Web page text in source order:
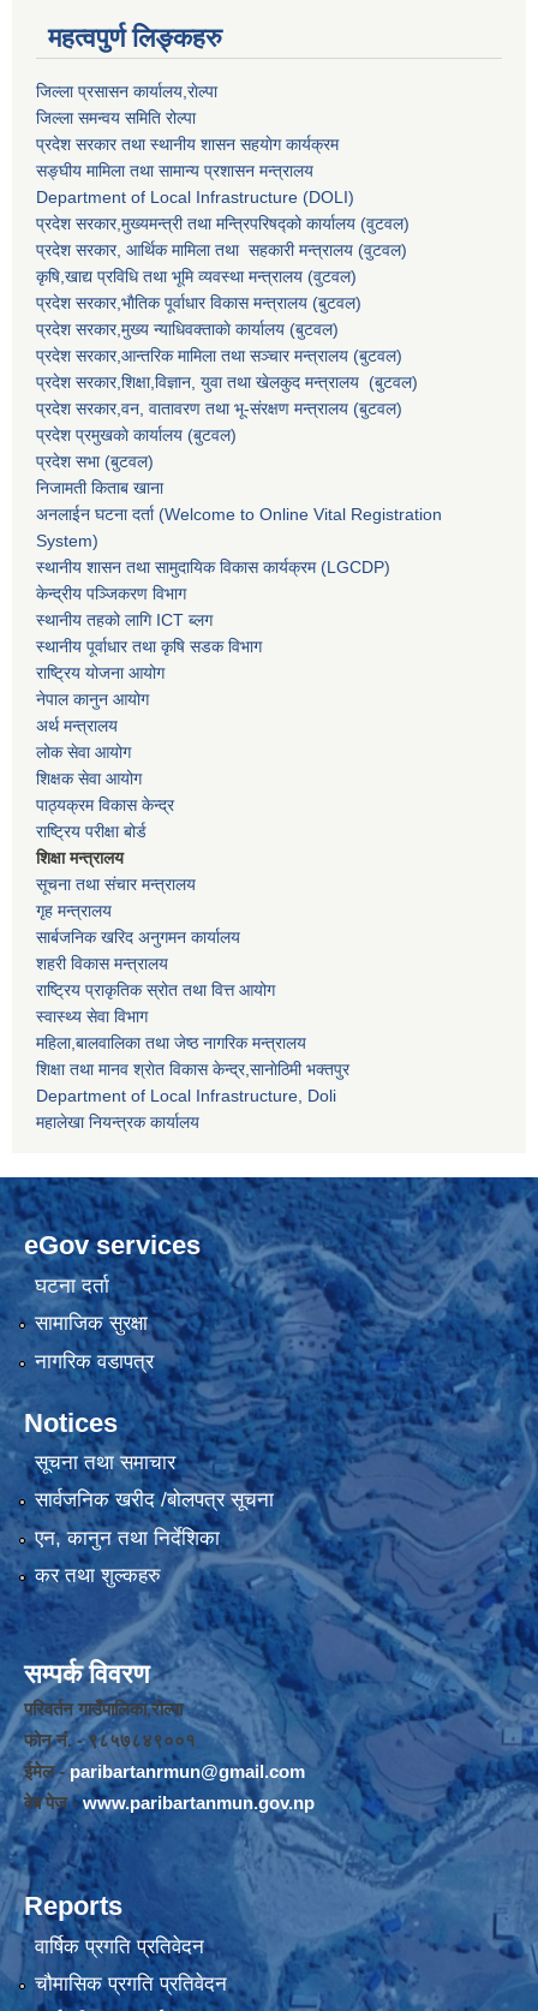
महत्वपुर्ण लिङ्कहरु
जिल्ला प्रसासन कार्यालय,राेल्पा
जिल्ला समन्वय समिति रोल्पा
प्रदेश सरकार तथा स्थानीय शासन सहयाेग कार्यक्रम
सङ्‍घीय मामिला तथा सामान्य प्रशासन मन्त्रालय
Department of Local Infrastructure (DOLI)
प्रदेश सरकार,मुख्यमन्त्री तथा मन्त्रिपरिषद्को कार्यालय (वुटवल)
प्रदेश सरकार, आर्थिक मामिला तथा सहकारी मन्त्रालय (वुटवल)
कृषि,खाद्य प्रविधि तथा भूमि व्यवस्था मन्त्रालय (वुटवल)
प्रदेश सरकार,भाैतिक पूर्वाधार विकास मन्त्रालय (बुटवल)
प्रदेश सरकार,मुख्य न्याधिवक्ताकाे कार्यालय (बुटवल)
प्रदेश सरकार,आन्तरिक मामिला तथा सञ्चार मन्त्रालय (बुटवल)
प्रदेश सरकार,शिक्षा,विज्ञान, युवा तथा खेलकुद मन्त्रालय (बुटवल)
प्रदेश सरकार,वन, वातावरण तथा भू-संरक्षण मन्त्रालय (बुटवल)
प्रदेश प्रमुखकाे कार्यालय (बुटवल)
प्रदेश सभा (बुटवल)
निजामती किताब खाना
अनलाईन घटना दर्ता (Welcome to Online Vital Registration
System)
स्थानीय शासन तथा सामुदायिक विकास कार्यक्रम (LGCDP)
केन्द्रीय पञ्जिकरण विभाग
स्थानीय तहको लागि ICT ब्लग
स्थानीय पूर्वाधार तथा कृषि सडक विभाग
राष्ट्रिय योजना आयोग
नेपाल कानुन आयोग
अर्थ मन्त्रालय
लोक सेवा आयोग
शिक्षक सेवा आयोग
पाठ्यक्रम विकास केन्द्र
राष्ट्रिय परीक्षा बोर्ड
शिक्षा मन्त्रालय
सूचना तथा संचार मन्त्रालय
गृह मन्त्रालय
सार्बजनिक खरिद अनुगमन कार्यालय
शहरी विकास मन्त्रालय
राष्ट्रिय प्राकृतिक स्रोत तथा वित्त आयोग
स्वास्थ्य सेवा विभाग
महिला,बालवालिका तथा जेष्ठ नागरिक मन्त्रालय
शिक्षा तथा मानव श्राेत विकास केन्द्र,सानाेठिमी भक्तपुर
Department of Local Infrastructure, Doli
महालेखा नियन्त्रक कार्यालय
eGov services
घटना दर्ता
सामाजिक सुरक्षा
नागरिक वडापत्र
Notices
सूचना तथा समाचार
सार्वजनिक खरीद /बोलपत्र सूचना
एन, कानुन तथा निर्देशिका
कर तथा शुल्कहरु
सम्पर्क विवरण
परिवर्तन गाउँपालिका,रोल्पा
फोन नंं. - ९८५७८४९००१
ईमेल -paribartanrmun@gmail.com
वेब पेज -www.paribartanmun.gov.np
Reports
वार्षिक प्रगति प्रतिवेदन
चौमासिक प्रगति प्रतिवेदन